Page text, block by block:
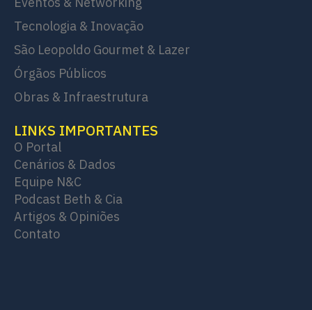
Tecnologia & Inovação
São Leopoldo Gourmet & Lazer
Órgãos Públicos
Obras & Infraestrutura
LINKS IMPORTANTES
O Portal
Cenários & Dados
Equipe N&C
Podcast Beth & Cia
Artigos & Opiniões
Contato